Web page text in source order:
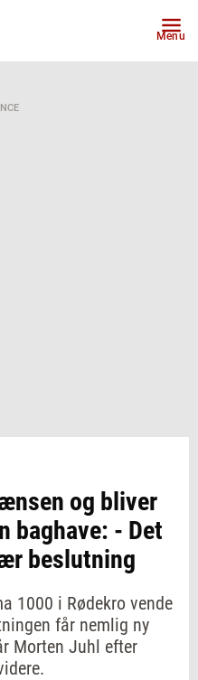
Menu
og bliver
baghave: - Det
beslutning
1000 i Rødekro vende
får nemlig ny
Morten Juhl efter